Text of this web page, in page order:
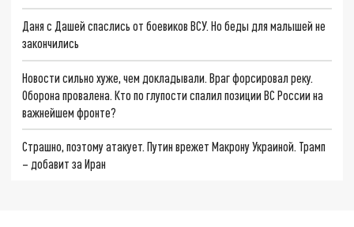
Даня с Дашей спаслись от боевиков ВСУ. Но беды для малышей не
закончились
Новости сильно хуже, чем докладывали. Враг форсировал реку.
Оборона провалена. Кто по глупости спалил позиции ВС России на
важнейшем фронте?
Страшно, поэтому атакует. Путин врежет Макрону Украиной. Трамп
– добавит за Иран